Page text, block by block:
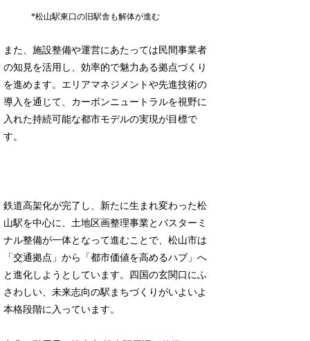
*松山駅東口の旧駅舎も解体が進む
また、施設整備や運営にあたっては民間事業者
の知見を活用し、効率的で魅力ある拠点づくり
を進めます。エリアマネジメントや先進技術の
導入を通じて、カーボンニュートラルを視野に
入れた持続可能な都市モデルの実現が目標で
す。
鉄道高架化が完了し、新たに生まれ変わった松
山駅を中心に、土地区画整理事業とバスターミ
ナル整備が一体となって進むことで、松山市は
「交通拠点」から「都市価値を高めるハブ」へ
と進化しようとしています。四国の玄関口にふ
さわしい、未来志向の駅まちづくりがいよいよ
本格段階に入っています。